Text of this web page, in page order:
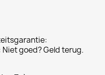
goed? Geld terug.